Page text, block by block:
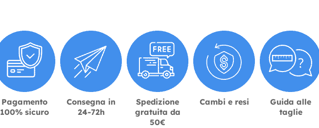
Pagamento
100% sicuro
Consegna in
24-72h
Spedizione
gratuita da
50€
Cambi e resi
Guida alle
taglie